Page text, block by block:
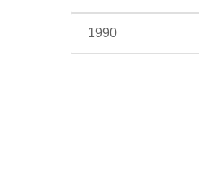
1990